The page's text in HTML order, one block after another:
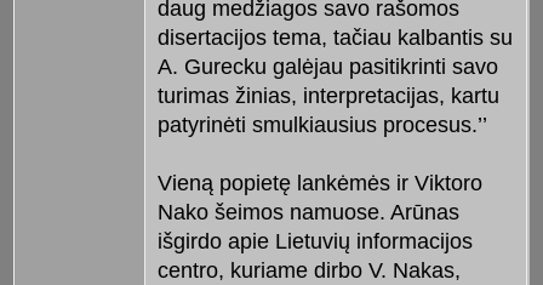
daug medžiagos savo rašomos
disertacijos tema, tačiau kalbantis su
A. Gurecku galėjau pasitikrinti savo
turimas žinias, interpretacijas, kartu
patyrinėti smulkiausius procesus.’’
Vieną popietę lankėmės ir Viktoro
Nako šeimos namuose. Arūnas
išgirdo apie Lietuvių informacijos
centro, kuriame dirbo V. Nakas,